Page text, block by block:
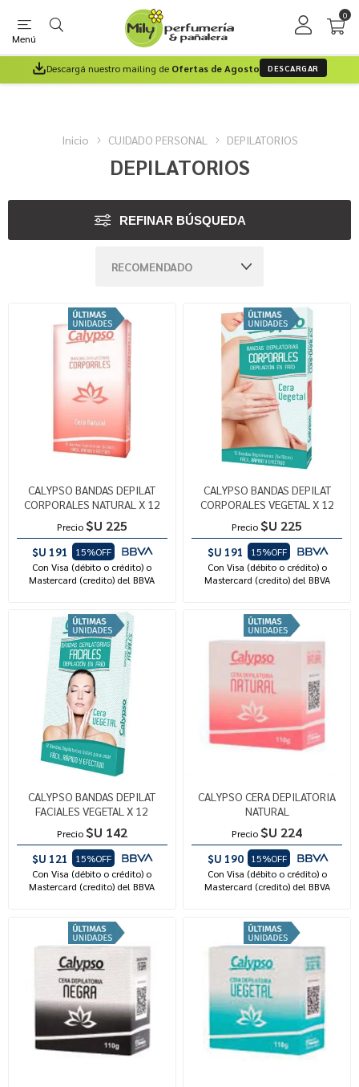
Menú
0
Descargá nuestro mailing de Ofertas de Agosto DESCARGAR
Inicio CUIDADO PERSONAL DEPILATORIOS
DEPILATORIOS
REFINAR BÚSQUEDA
CALYPSO BANDAS DEPILAT
CORPORALES NATURAL X 12
Precio $U 225
$U 191
15%OFF
Con Visa (débito o crédito) o
Mastercard (credito) del BBVA
CALYPSO BANDAS DEPILAT
CORPORALES VEGETAL X 12
Precio $U 225
$U 191
15%OFF
Con Visa (débito o crédito) o
Mastercard (credito) del BBVA
CALYPSO BANDAS DEPILAT
FACIALES VEGETAL X 12
Precio $U 142
$U 121
15%OFF
Con Visa (débito o crédito) o
Mastercard (credito) del BBVA
CALYPSO CERA DEPILATORIA
NATURAL
Precio $U 224
$U 190
15%OFF
Con Visa (débito o crédito) o
Mastercard (credito) del BBVA